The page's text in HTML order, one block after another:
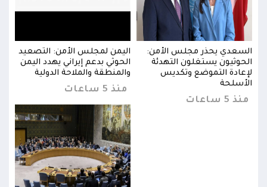
السعدي يحذر مجلس الأمن:
الحوثيون يستغلون التهدئة
لإعادة التموضع وتكديس
الأسلحة
منذ 5 ساعات
اليمن لمجلس الأمن: التصعيد
الحوثي بدعم إيراني يهدد اليمن
والمنطقة والملاحة الدولية
منذ 5 ساعات